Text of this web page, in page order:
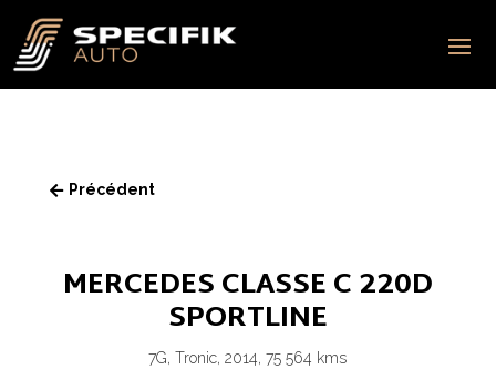
 Précédent
MERCEDES CLASSE C 220D
SPORTLINE
7G, Tronic, 2014, 75 564 kms